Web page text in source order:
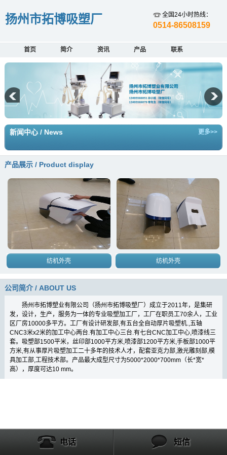
扬州市拓博吸塑厂 全国24小时热线：
0514-86508159
首页 简介 资讯 产品 联系
新闻中心 / News 更多>>
产品展示 / Product display
纺机外壳 纺机外壳
公司简介 / ABOUT US
扬州市拓博塑业有限公司（扬州市拓博吸塑厂）成立于2011年，是集研
发，设计，生产，服务为一体的专业吸塑加工厂，工厂在职员工70余人，工业
区厂房10000多平方。工厂有设计研发部,有五台全自动厚片吸塑机.,五轴
CNC3米x2米的加工中心两台.有加工中心三台.有七台CNC加工中心,喷漆线三
套。 吸塑部1500平米， 丝印部1000平方米,喷漆部1200平方米,手板部1000平
方米,有从事厚片吸塑加工二十多年的技术人才，配套亚克力部,激光雕刻部,模
具加工部,工程技术部。产品最大成型尺寸为5000*2000*700mm（长*宽*
高），厚度可达10 mm。
电话 短信